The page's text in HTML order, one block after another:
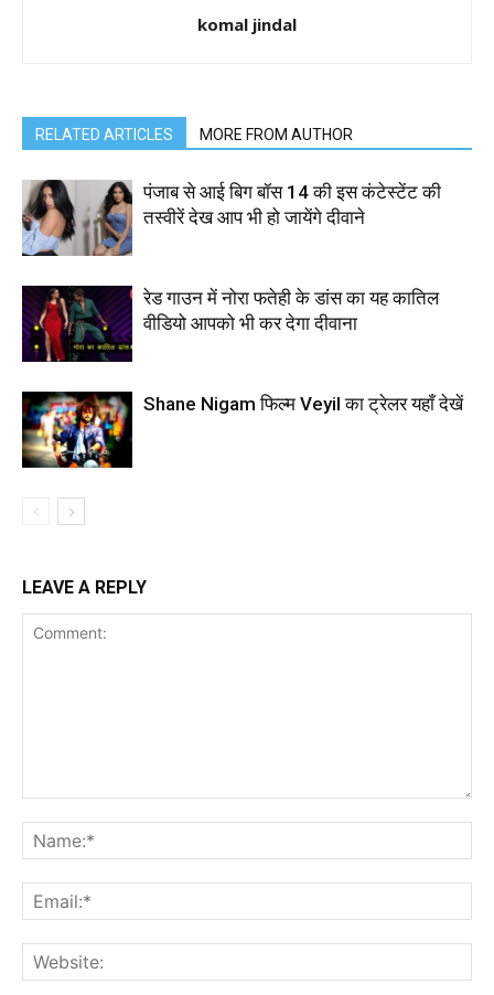
komal jindal
RELATED ARTICLES MORE FROM AUTHOR
पंजाब से आई बिग बॉस 14 की इस कंटेस्टेंट की
तस्वीरें देख आप भी हो जायेंगे दीवाने
रेड गाउन में नोरा फतेही के डांस का यह कातिल
वीडियो आपको भी कर देगा दीवाना
Shane Nigam फिल्म Veyil का ट्रेलर यहाँ देखें
LEAVE A REPLY